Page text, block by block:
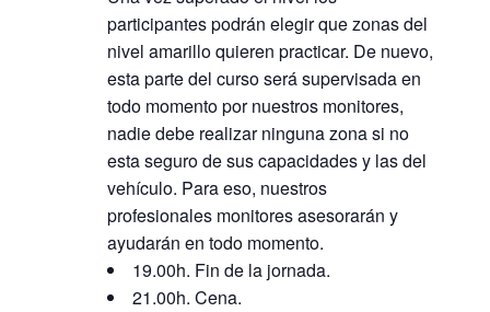
participantes podrán elegir que zonas del
nivel amarillo quieren practicar. De nuevo,
esta parte del curso será supervisada en
todo momento por nuestros monitores,
nadie debe realizar ninguna zona si no
esta seguro de sus capacidades y las del
vehículo. Para eso, nuestros
profesionales monitores asesorarán y
ayudarán en todo momento.
19.00h. Fin de la jornada.
21.00h. Cena.